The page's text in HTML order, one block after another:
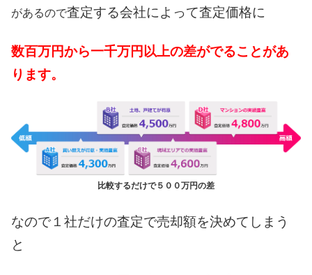
があるので査定する会社によって査定価格に
数百万円から一千万円以上の差がでることがあ
ります。
比較するだけで５００万円の差
なので１社だけの査定で売却額を決めてしまう
と